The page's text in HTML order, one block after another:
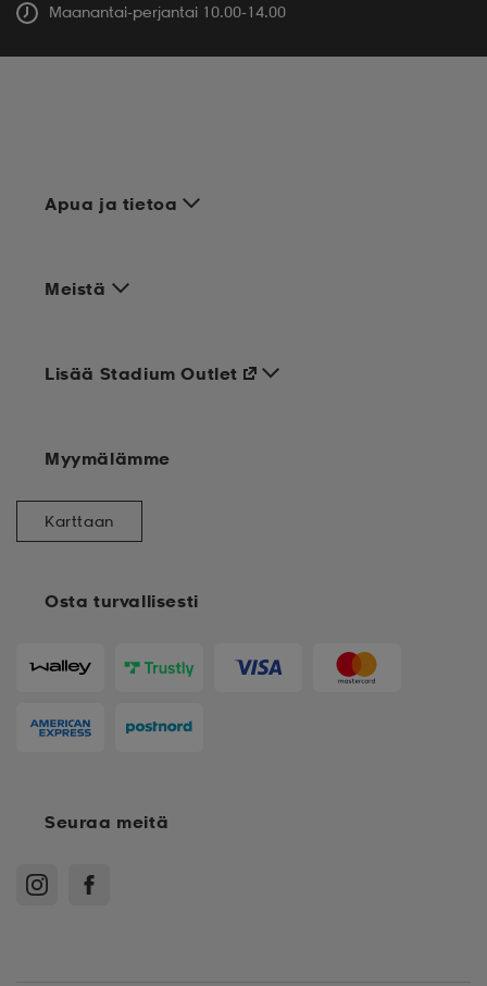
Maanantai-perjantai 10.00-14.00
Apua ja tietoa
Meistä
Osta turvallisesti
Lisää Stadium Outlet
Myymälämme
Karttaan
Seuraa meitä